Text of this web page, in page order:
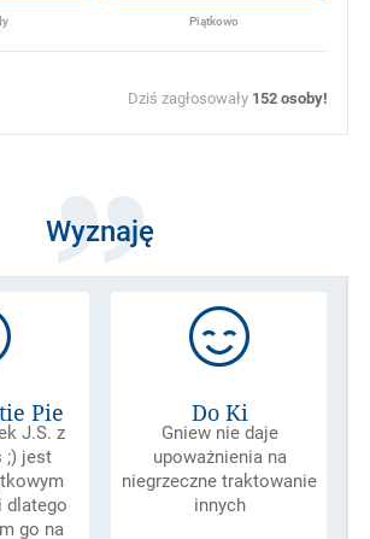
Piątkowo
Dziś zagłosowały 152osoby!
Wyznaję
Pie
J.S. z
;) jest
dlatego
go na
Do Ki
Gniew nie daje
upoważnienia na
niegrzeczne traktowanie
innych